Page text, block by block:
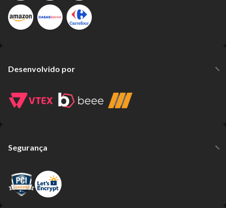
Desenvolvido por
Segurança